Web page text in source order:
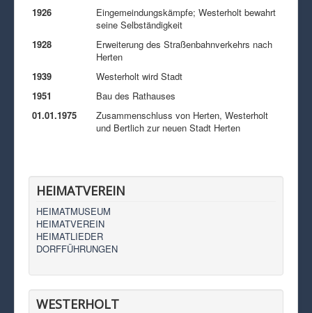
1926
Eingemeindungskämpfe; Westerholt bewahrt
seine Selbständigkeit
1928
Erweiterung des Straßenbahnverkehrs nach
Herten
1939
Westerholt wird Stadt
1951
Bau des Rathauses
01.01.1975
Zusammenschluss von Herten, Westerholt
und Bertlich zur neuen Stadt Herten
HEIMATVEREIN
HEIMATMUSEUM
HEIMATVEREIN
HEIMATLIEDER
DORFFÜHRUNGEN
WESTERHOLT